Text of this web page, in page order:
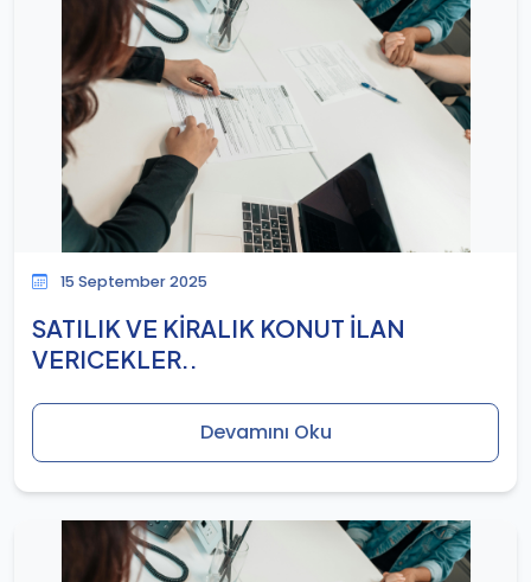
15 September 2025
SATILIK VE KİRALIK KONUT İLAN
VERICEKLER..
Devamını Oku